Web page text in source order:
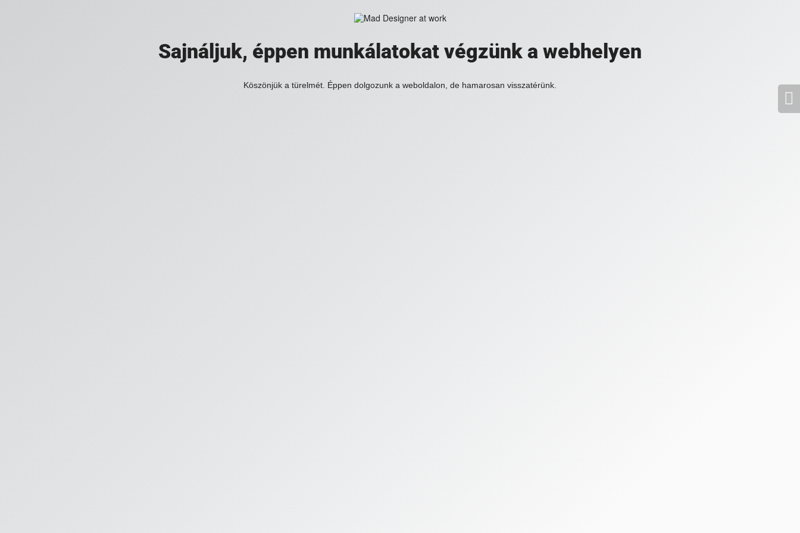
Sajnáljuk, éppen munkálatokat végzünk a webhelyen
Köszönjük a türelmét. Éppen dolgozunk a weboldalon, de hamarosan visszatérünk.